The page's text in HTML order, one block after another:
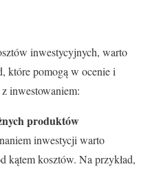
inwestycyjnych, warto
które pomogą w ocenie i
inwestowaniem:
produktów
inwestycji warto
kątem kosztów. Na przykład,